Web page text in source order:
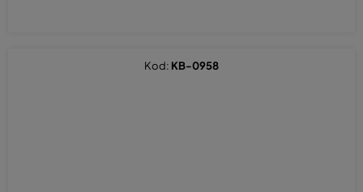
Kod: KB-0958